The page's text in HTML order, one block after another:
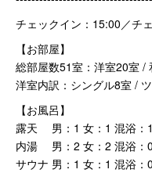
チェックイン：15:00／チ
【お部屋】
総部屋数51室：洋室20室 /
洋室内訳：シングル8室 /
【お風呂】
露天 男：1 女：1 混浴：1
内湯 男：2 女：2 混浴：0
サウナ 男：1 女：1 混浴：0